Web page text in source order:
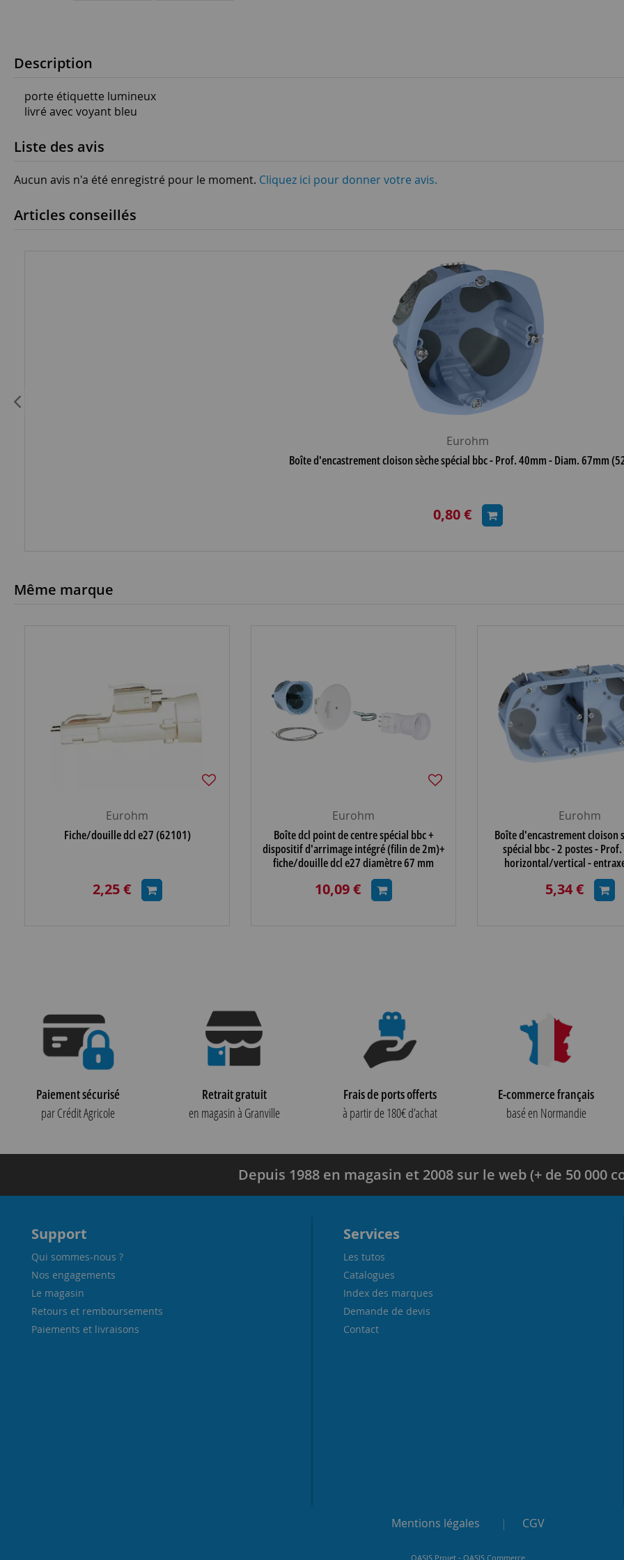
Description
porte étiquette lumineux
livré avec voyant bleu
Liste des avis
Aucun avis n'a été enregistré pour le moment. Cliquez ici pour donner votre avis.
Articles conseillés
Eurohm
Boîte d'encastrement cloison sèche spécial bbc - Prof. 40mm - Diam. 67mm
0,80 €
Même marque
Eurohm
Fiche/douille dcl e27 (62101)
2,25 €
Eurohm
Boîte dcl point de centre spécial bbc +
dispositif d'arrimage intégré (filin de 2m)+
fiche/douille dcl e27 diamètre 67 mm
10,09 €
Eurohm
Boîte d'encastrement cloison
spécial bbc - 2 postes -
horizontal/vertical -
(52065)
5,34 €
Paiement sécurisé
par Crédit Agricole
Retrait gratuit
en magasin à Granville
Frais de ports offerts
à partir de 180€ d’achat
E-commerce français
basé en Normandie
Depuis 1988 en magasin et 2008 sur le web (+ de 50 000
Support
Qui sommes-nous ?
Nos engagements
Le magasin
Retours et remboursements
Paiements et livraisons
Services
Les tutos
Catalogues
Index des marques
Demande de devis
Contact
Mentions légales | CGV
OASIS Projet - OASIS Commerce